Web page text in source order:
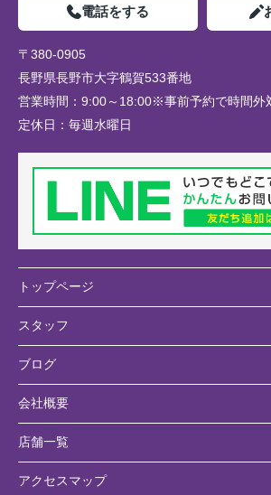
電話をする
〒380-0905
長野県長野市大字鶴賀533番地
営業時間： 9:00～18:00※事前予約で時間外
定休日： 毎週水曜日
トップページ
スタッフ
ブログ
会社概要
店舗一覧
アクセスマップ